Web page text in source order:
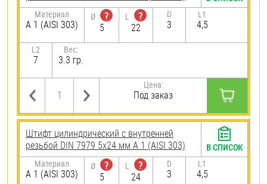
Материал
А 1 (AISI 303)
Ø
?
5
L
?
22
D
3
L1
4,5
L2
7
Вес:
3.3 гр.
Цена:
Под заказ
Штифт цилиндрический с внутренней
резьбой DIN 7979 5х24 мм А 1 (AISI 303)
Материал
А 1 (AISI 303)
Ø
?
5
L
?
24
D
3
L1
4,5
В СПИСОК